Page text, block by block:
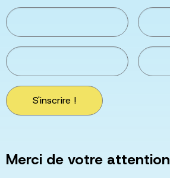
S'inscrire !
Merci de votre attention